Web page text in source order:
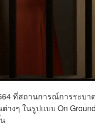
ที่สถานการณ์การระบา
างๆ ในรูปแบบ On